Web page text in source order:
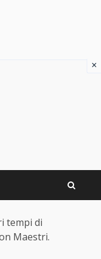
tempi di
Maestri.
×